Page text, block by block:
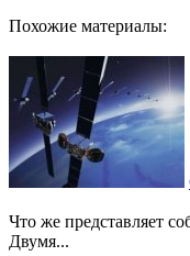
Похожие материалы:
Что же представляет
Двумя...